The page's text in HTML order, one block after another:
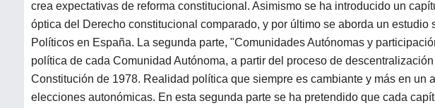
crea expectativas de reforma constitucional. Asimismo se ha introducido un
óptica del Derecho constitucional comparado, y por último se aborda un
Políticos en España. La segunda parte, "Comunidades Autónomas y
política de cada Comunidad Autónoma, a partir del proceso de
Constitución de 1978. Realidad política que siempre es cambiante y más en un
elecciones autonómicas. En esta segunda parte se ha pretendido que cada